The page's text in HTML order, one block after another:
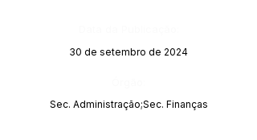
30 de setembro de 2024
Sec. Administração;Sec. Finanças